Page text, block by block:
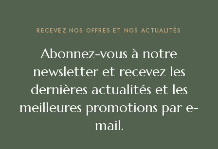
RECEVEZ NOS OFFRES ET NOS ACTUALITÉS
Abonnez-vous à notre
newsletter et recevez les
dernières actualités et les
meilleures promotions par e-
mail.